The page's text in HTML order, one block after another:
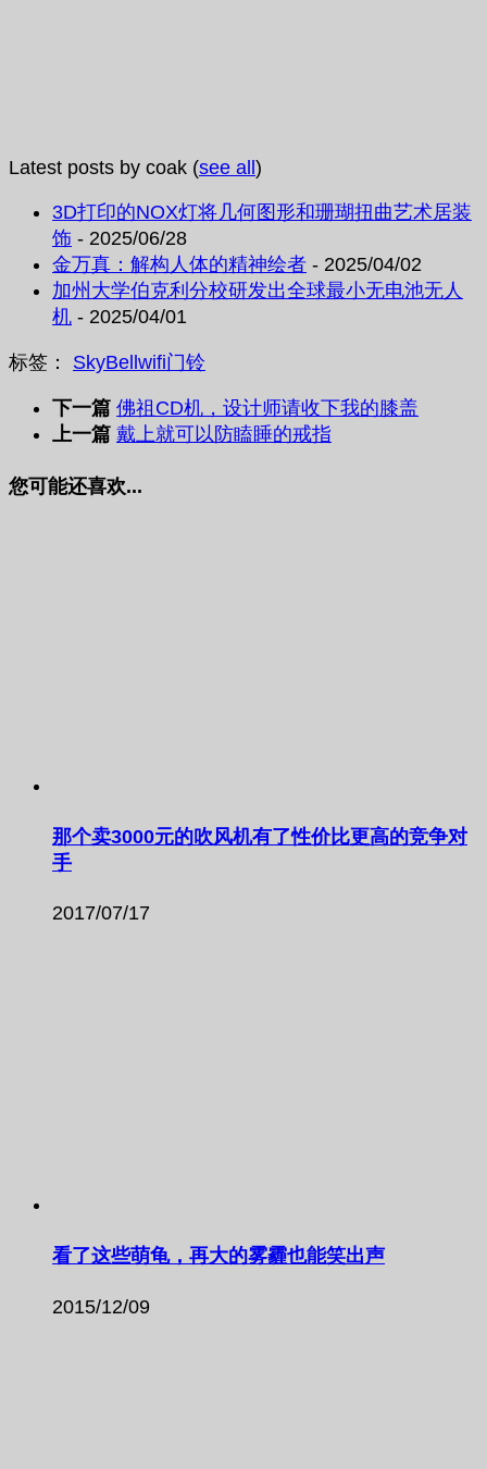
Latest posts by coak (see all )
3D打印的NOX灯将几何图形和珊瑚扭曲艺术居装
饰 - 2025/06/28
金万真：解构人体的精神绘者 - 2025/04/02
加州大学伯克利分校研发出全球最小无电池无人
机 - 2025/04/01
标签： SkyBell wifi门铃
下一篇 佛祖CD机，设计师请收下我的膝盖
上一篇 戴上就可以防瞌睡的戒指
您可能还喜欢...
那个卖3000元的吹风机有了性价比更高的竞争对
手
2017/07/17
看了这些萌龟，再大的雾霾也能笑出声
2015/12/09